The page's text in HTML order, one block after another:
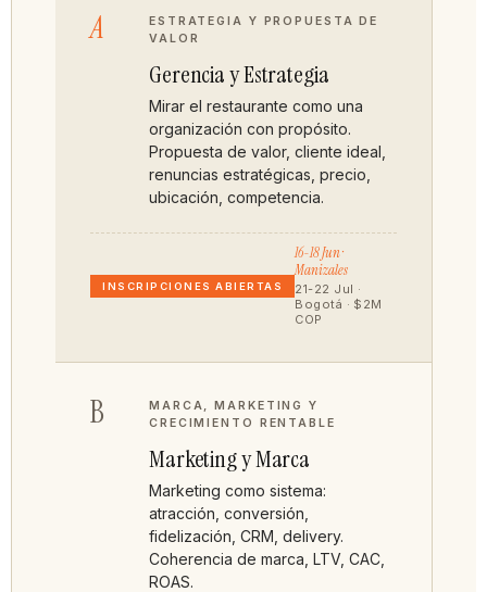
A
ESTRATEGIA Y PROPUESTA DE
VALOR
Gerencia y Estrategia
Mirar el restaurante como una
organización con propósito.
Propuesta de valor, cliente ideal,
renuncias estratégicas, precio,
ubicación, competencia.
INSCRIPCIONES ABIERTAS
16-18 Jun ·
Manizales
21-22 Jul ·
Bogotá · $2M
COP
B
MARCA, MARKETING Y
CRECIMIENTO RENTABLE
Marketing y Marca
Marketing como sistema:
atracción, conversión,
fidelización, CRM, delivery.
Coherencia de marca, LTV, CAC,
ROAS.